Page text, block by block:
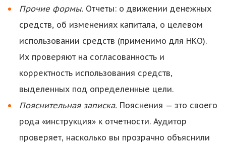
Прочие формы. Отчеты: о движении денежных
средств, об изменениях капитала, о целевом
использовании средств (применимо для НКО).
Их проверяют на согласованность и
корректность использования средств,
выделенных под определенные цели.
Пояснительная записка. Пояснения — это своего
рода «инструкция» к отчетности. Аудитор
проверяет, насколько вы прозрачно объяснили